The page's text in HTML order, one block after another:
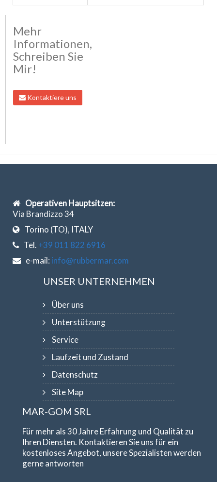
Mehr
Informationen,
Schreiben Sie
Mir!
Kontaktiere uns
Operativen Hauptsitzen:
Via Brandizzo 34
Torino (TO), ITALY
Tel. +39 011 822 6916
e-mail: info@rubbermar.com
UNSER UNTERNEHMEN
Über uns
Unterstützung
Service
Laufzeit und Zustand
Datenschutz
Site Map
MAR-GOM SRL
Für mehr als 30 Jahre Erfahrung und Qualität zu
Ihren Diensten. Kontaktieren Sie uns für ein
kostenloses Angebot, unsere Spezialisten werden
gerne antworten